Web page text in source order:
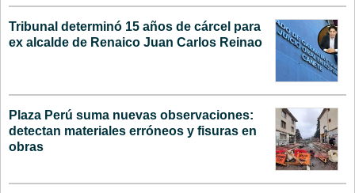
Tribunal determinó 15 años de cárcel para
ex alcalde de Renaico Juan Carlos Reinao
Plaza Perú suma nuevas observaciones:
detectan materiales erróneos y fisuras en
obras